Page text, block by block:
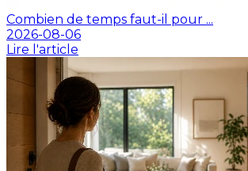
Combien de temps faut-il pour ...
2026-08-06
Lire l'article